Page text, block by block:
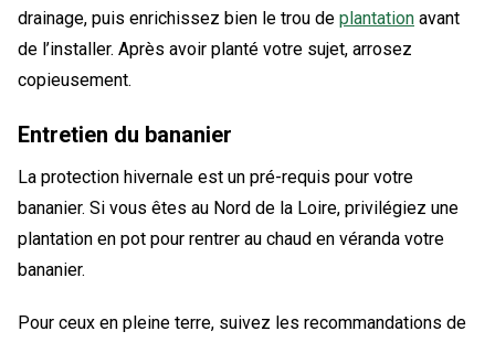
drainage, puis enrichissez bien le trou de plantation avant
de l’installer. Après avoir planté votre sujet, arrosez
copieusement.
Entretien du bananier
La protection hivernale est un pré-requis pour votre
bananier. Si vous êtes au Nord de la Loire, privilégiez une
plantation en pot pour rentrer au chaud en véranda votre
bananier.
Pour ceux en pleine terre, suivez les recommandations de